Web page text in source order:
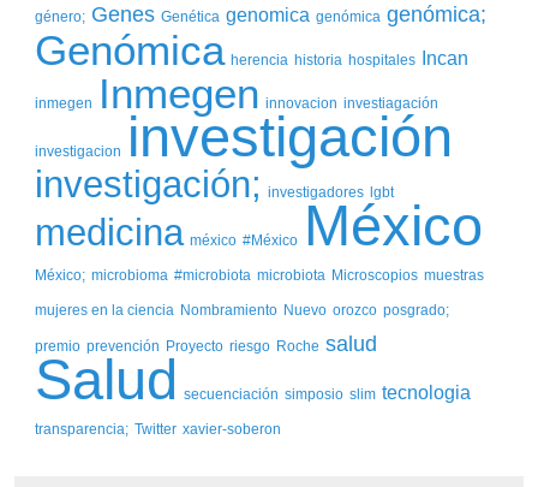
género; Genes Genética genomica genómica genómica;
Genómica herencia historia hospitales Incan
inmegen Inmegen innovacion investiagación
investigacion investigación
investigación; investigadores lgbt
medicina méxico #México México
México; microbioma #microbiota microbiota Microscopios muestras
mujeres en la ciencia Nombramiento Nuevo orozco posgrado;
premio prevención Proyecto riesgo Roche salud
Salud secuenciación simposio slim tecnologia
transparencia; Twitter xavier-soberon